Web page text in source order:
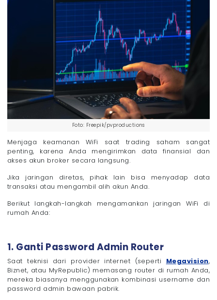
Foto: Freepik/pvproductions
Menjaga keamanan WiFi saat trading saham sangat
penting, karena Anda mengirimkan data finansial dan
akses akun broker secara langsung.
Jika jaringan diretas, pihak lain bisa menyadap data
transaksi atau mengambil alih akun Anda.
Berikut langkah-langkah mengamankan jaringan WiFi di
rumah Anda:
1. Ganti Password Admin Router
Saat teknisi dari provider internet (seperti Megavision,
Biznet, atau MyRepublic) memasang router di rumah Anda,
mereka biasanya menggunakan kombinasi username dan
password admin bawaan pabrik.